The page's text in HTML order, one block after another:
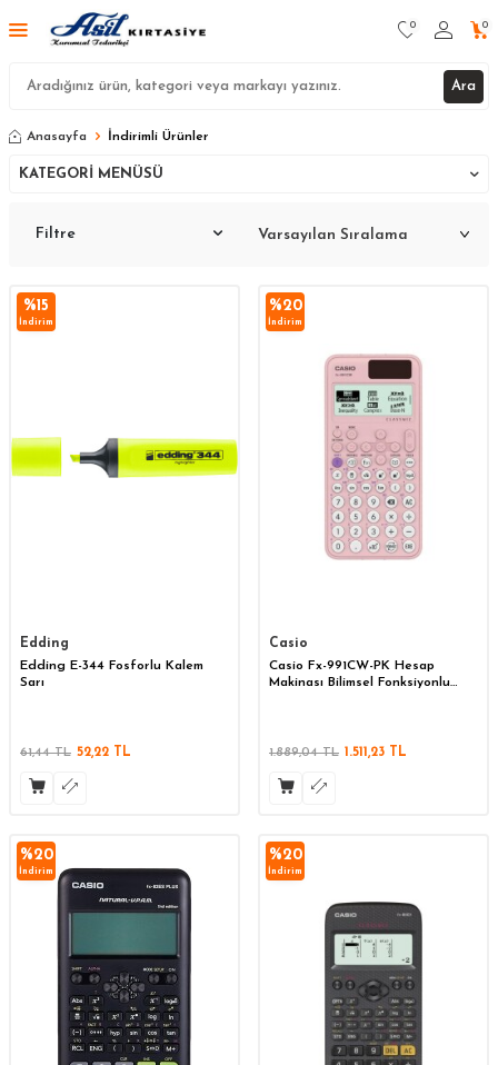
Ara
0 0
Anasayfa İndirimli Ürünler
KATEGORI MENÜSÜ
Filtre
%15
İndirim
Edding
Edding E-344 Fosforlu Kalem
Sarı
61,44TL 52,22 TL
%20
İndirim
Casio
Casio Fx-991CW-PK Hesap
Makinası Bilimsel Fonksiyonlu
1.889,04TL 1.511,23 TL
%20
İndirim
%20
İndirim